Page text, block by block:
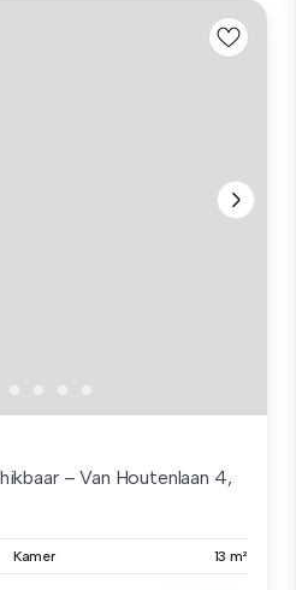
– Van Houtenlaan 4,
Kamer 13 m²